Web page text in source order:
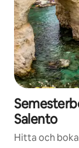
Salento
Hitta och